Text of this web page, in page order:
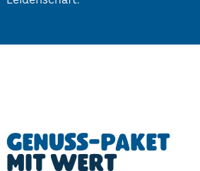
Genuss-Paket